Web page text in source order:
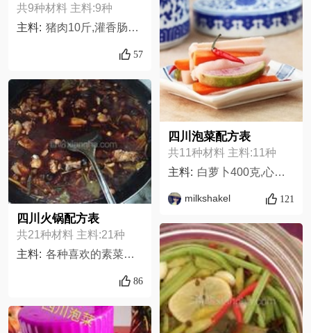
共9种材料 主料:9种
主料: 猪肉10斤,灌香肠的猪小肠8米左右,盐125克,辣椒油适量,糖25克,花椒粒适量,味精或鸡精25克,高度白酒50克,胡椒粉适量
57
四川火锅配方表
共21种材料 主料:21种
主料: 各种喜欢的素菜若干,各种喜欢的肉若干,白糖一勺,香辣酱一勺,豆豉酌情,醪糟1勺,干辣椒10个,蒜5块,姜1块,葱2根,酱油一勺,盐一小勺,味精一小勺,青花椒粒酌情,藤椒油3勺,香料酌情,熟油两勺,辣椒面两勺,老干妈两勺,郫县豆瓣2.,鸡精一小勺
86
四川泡菜配方表
共11种材料 主料:11种
主料: 白萝卜400克,心里美萝卜260克,藕150克,胡萝卜1根,食盐200克,姜1块,八角2个,花椒10克,香叶2片,红尖椒10个,白酒80克,
milkshakel 121